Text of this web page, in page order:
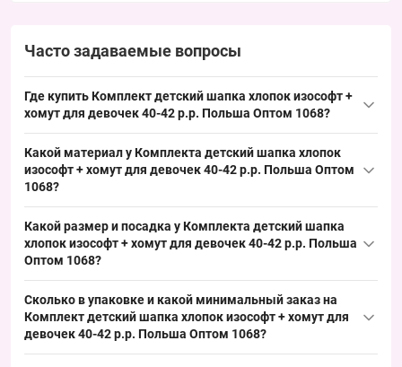
Часто задаваемые вопросы
Где купить Комплект детский шапка хлопок изософт +
хомут для девочек 40-42 р.р. Польша Оптом 1068?
девочек 40-42 р.р. Польша Оптом 1068 можно оптом из Одессы
7КМ; модель востребована в зимний сезон и обеспечивает
Какой материал у Комплекта детский шапка хлопок
изософт + хомут для девочек 40-42 р.р. Польша Оптом
1068?
вязкой и подкладкой для лучшего удержания тепла. Такие
материалы типичны для детских зимних комплектов и удобны
Какой размер и посадка у Комплекта детский шапка
хлопок изософт + хомут для девочек 40-42 р.р. Польша
Оптом 1068?
возрастную группу девочек; посадка стандартная для детских
комплектов с завязками и отворотом. Этот ходовой размер
Сколько в упаковке и какой минимальный заказ на
Комплект детский шапка хлопок изософт + хомут для
девочек 40-42 р.р. Польша Оптом 1068?